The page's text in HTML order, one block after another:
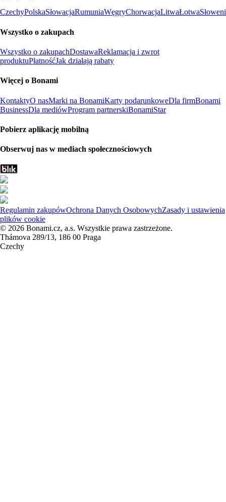
CzechyPolskaSłowacjaRumuniaWęgryChorwacjaLitwaŁotwa
Wszystko o zakupach
Wszystko o zakupachDostawaReklamacja i zwrot
produktuPłatnośćJak działają rabaty
Więcej o Bonami
KontaktyO nasMarki na BonamiKarty podarunkoweDla firmBonami
BusinessDla mediówProgram partnerskiBonamiStar
Pobierz aplikację mobilną
Obserwuj nas w mediach społecznościowych
Regulamin zakupówOchrona Danych OsobowychZasady i ustawienia
plików cookie
© 2026 Bonami.cz, a.s. Wszystkie prawa zastrzeżone.
Thámova 289/13, 186 00 Praga
Czechy